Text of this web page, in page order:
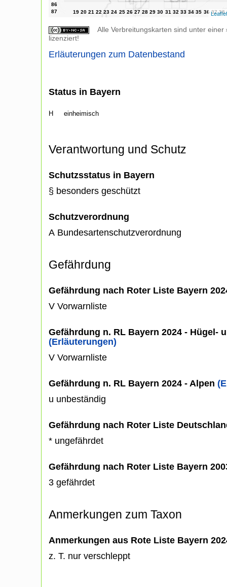
Leaflet
Alle Verbreitungskarten sind unter einer
lizenziert!
Erläuterungen zum Datenbestand
Status in Bayern
H einheimisch
Verantwortung und Schutz
Schutzsstatus in Bayern
§ besonders geschützt
Schutzverordnung
A Bundesartenschutzverordnung
Gefährdung
Gefährdung nach Roter Liste Bayern
V Vorwarnliste
Gefährdung n. RL Bayern 2024 - Hügel-
(Erläuterungen)
V Vorwarnliste
Gefährdung n. RL Bayern 2024 - Alpen
u unbeständig
Gefährdung nach Roter Liste
* ungefährdet
Gefährdung nach Roter Liste Bayern
3 gefährdet
Anmerkungen zum Taxon
Anmerkungen aus Rote Liste Bayern
z. T. nur verschleppt